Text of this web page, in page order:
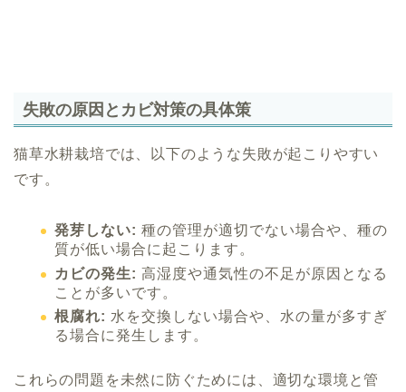
失敗の原因とカビ対策の具体策
猫草水耕栽培では、以下のような失敗が起こりやすい
です。
発芽しない: 種の管理が適切でない場合や、種の
質が低い場合に起こります。
カビの発生: 高湿度や通気性の不足が原因となる
ことが多いです。
根腐れ: 水を交換しない場合や、水の量が多すぎ
る場合に発生します。
これらの問題を未然に防ぐためには、適切な環境と管